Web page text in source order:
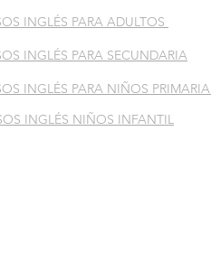
INGLÉS PARA ADULTOS
INGLÉS PARA SECUNDARIA
INGLÉS PARA NIÑOS PRIMARIA
INGLÉS NIÑOS INFANTIL